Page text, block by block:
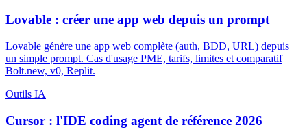
Lovable : créer une app web depuis un prompt
Lovable génère une app web complète (auth, BDD, URL) depuis
un simple prompt. Cas d'usage PME, tarifs, limites et comparatif
Bolt.new, v0, Replit.
Outils IA
Cursor : l'IDE coding agent de référence 2026